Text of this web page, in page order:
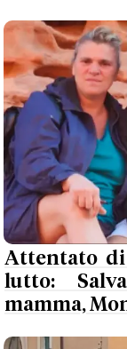
Attentato di
lutto:
mamma,